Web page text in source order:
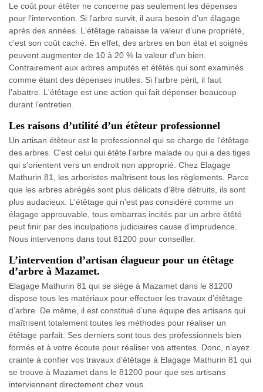
Le coût pour étêter ne concerne pas seulement les dépenses
pour l'intervention. Si l'arbre survit, il aura besoin d’un élagage
après des années. L'étêtage rabaisse la valeur d’une propriété,
c’est son coût caché. En effet, des arbres en bon état et soignés
peuvent augmenter de 10 à 20 % la valeur d'un bien.
Contrairement aux arbres amputés et étêtés qui sont examinés
comme étant des dépenses inutiles. Si l'arbre périt, il faut
l'abattre. L'étêtage est une action qui fait dépenser beaucoup
durant l’entretien.
Les raisons d’utilité d’un étêteur professionnel
Un artisan étêteur est le professionnel qui se charge de l'étêtage
des arbres. C'est celui qui étête l'arbre malade ou qui a des tiges
qui s’orientent vers un endroit non approprié. Chez Elagage
Mathurin 81, les arboristes maîtrisent tous les règlements. Parce
que les arbres abrégés sont plus délicats d’être détruits, ils sont
plus audacieux. L'étêtage qui n'est pas considéré comme un
élagage approuvable, tous embarras incités par un arbre étêté
peut finir par des inculpations judiciaires cause d’imprudence.
Nous intervenons dans tout 81200 pour conseiller.
L’intervention d’artisan élagueur pour un étêtage
d’arbre à Mazamet.
Elagage Mathurin 81 qui se siège à Mazamet dans le 81200
dispose tous les matériaux pour effectuer les travaux d’étêtage
d’arbre. De même, il est constitué d’une équipe des artisans qui
maîtrisent totalement toutes les méthodes pour réaliser un
étêtage parfait. Ses derniers sont tous des professionnels bien
formés et à votre écoute pour réaliser vos attentes. Donc, n’ayez
crainte à confier vos travaux d’étêtage à Elagage Mathurin 81 qui
se trouve à Mazamet dans le 81200 pour que ses artisans
interviennent directement chez vous.